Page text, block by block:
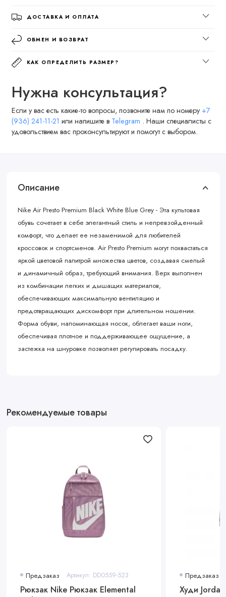
ДОСТАВКА И ОПЛАТА
ОБМЕН И ВОЗВРАТ
КАК ОПРЕДЕЛИТЬ РАЗМЕР?
Нужна консультация?
Если у вас есть какие-то вопросы, позвоните нам по номеру +7
(936) 241-11-21 или напишите в Telegram . Наши специалисты с
удовольствием вас проконсультируют и помогут с выбором.
Описание
Nike Air Presto Premium Black White Blue Grey - Эта культовая
обувь сочетает в себе элегантный стиль и непревзойденный
комфорт, что делает ее незаменимой для любителей
кроссовок и спортсменов. Air Presto Premium могут похвастаться
яркой цветовой палитрой множества цветов, создавая смелый
и динамичный образ, требующий внимания. Верх выполнен
из комбинации легких и дышащих материалов,
обеспечивающих максимальную вентиляцию и
предотвращающих дискомфорт при длительном ношении.
Форма обуви, напоминающая носок, облегает ваши ноги,
обеспечивая плотное и поддерживающее ощущение, а
застежка на шнуровке позволяет регулировать посадку.
Рекомендуемые товары
Предзаказ Артикул: DD0559-523
Рюкзак Nike Рюкзак Elemental
Предзаказ
Худи